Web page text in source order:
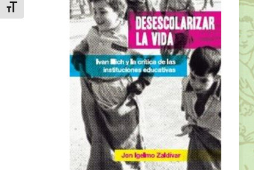
Alternar tamaño de letra